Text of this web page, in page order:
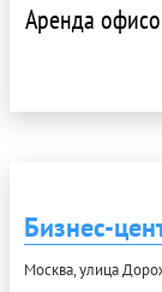
Аренда
Бизнес-
Москва, улица